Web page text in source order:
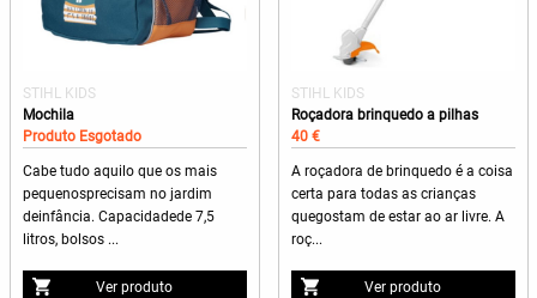
STIHL KIDS
Mochila
Produto Esgotado
Cabe tudo aquilo que os mais
pequenosprecisam no jardim
deinfância. Capacidadede 7,5
litros, bolsos ...
Ver produto
STIHL KIDS
Roçadora brinquedo a pilhas
40 €
A roçadora de brinquedo é a coisa
certa para todas as crianças
quegostam de estar ao ar livre. A
roç...
Ver produto